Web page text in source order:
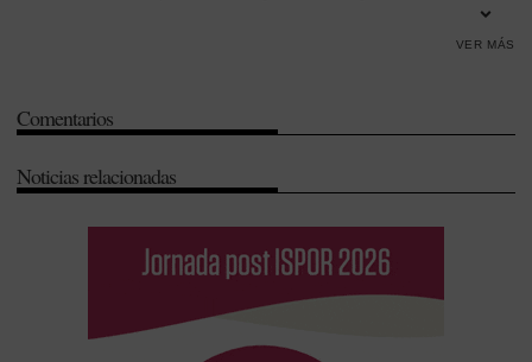
VER MÁS
Comentarios
Noticias relacionadas